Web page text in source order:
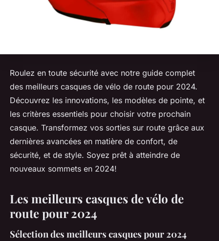
Roulez en toute sécurité avec notre guide complet
des meilleurs casques de vélo de route pour 2024.
Découvrez les innovations, les modèles de pointe, et
les critères essentiels pour choisir votre prochain
casque. Transformez vos sorties sur route grâce aux
dernières avancées en matière de confort, de
sécurité, et de style. Soyez prêt à atteindre de
nouveaux sommets en 2024!
Les meilleurs casques de vélo de
route pour 2024
Sélection des meilleurs casques pour 2024